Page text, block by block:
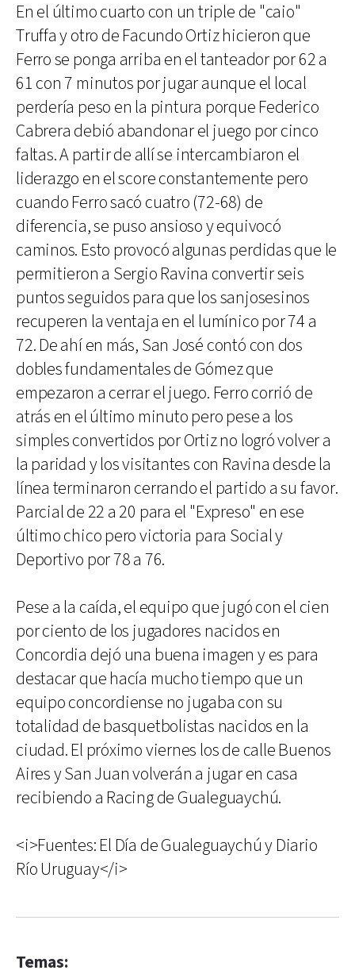
En el último cuarto con un triple de "caio"
Truffa y otro de Facundo Ortiz hicieron que
Ferro se ponga arriba en el tanteador por 62 a
61 con 7 minutos por jugar aunque el local
perdería peso en la pintura porque Federico
Cabrera debió abandonar el juego por cinco
faltas. A partir de allí se intercambiaron el
liderazgo en el score constantemente pero
cuando Ferro sacó cuatro (72-68) de
diferencia, se puso ansioso y equivocó
caminos. Esto provocó algunas perdidas que le
permitieron a Sergio Ravina convertir seis
puntos seguidos para que los sanjosesinos
recuperen la ventaja en el lumínico por 74 a
72. De ahí en más, San José contó con dos
dobles fundamentales de Gómez que
empezaron a cerrar el juego. Ferro corrió de
atrás en el último minuto pero pese a los
simples convertidos por Ortiz no logró volver a
la paridad y los visitantes con Ravina desde la
línea terminaron cerrando el partido a su favor.
Parcial de 22 a 20 para el "Expreso" en ese
último chico pero victoria para Social y
Deportivo por 78 a 76.
Pese a la caída, el equipo que jugó con el cien
por ciento de los jugadores nacidos en
Concordia dejó una buena imagen y es para
destacar que hacía mucho tiempo que un
equipo concordiense no jugaba con su
totalidad de basquetbolistas nacidos en la
ciudad. El próximo viernes los de calle Buenos
Aires y San Juan volverán a jugar en casa
recibiendo a Racing de Gualeguaychú.
<i>Fuentes: El Día de Gualeguaychú y Diario
Río Uruguay</i>
Temas: